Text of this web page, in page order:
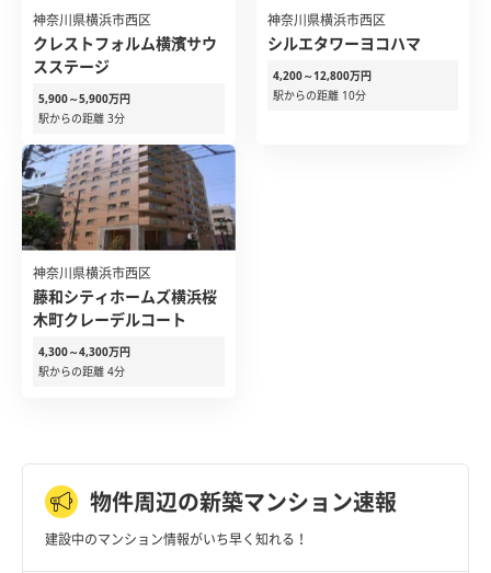
神奈川県横浜市西区
クレストフォルム横濱サウ
スステージ
5,900～5,900万円
駅からの距離 3分
神奈川県横浜市西区
シルエタワーヨコハマ
4,200～12,800万円
駅からの距離 10分
神奈川県横浜市西区
藤和シティホームズ横浜桜
木町クレーデルコート
4,300～4,300万円
駅からの距離 4分
物件周辺の新築マンション速報
建設中のマンション情報がいち早く知れる！